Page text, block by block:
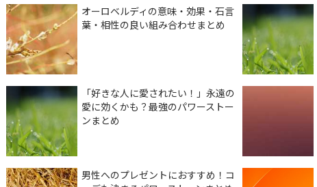
オーロベルディの意味・効果・石言
葉・相性の良い組み合わせまとめ
「好きな人に愛されたい！」永遠の
愛に効くかも？最強のパワーストー
ンまとめ
男性へのプレゼントにおすすめ！コ